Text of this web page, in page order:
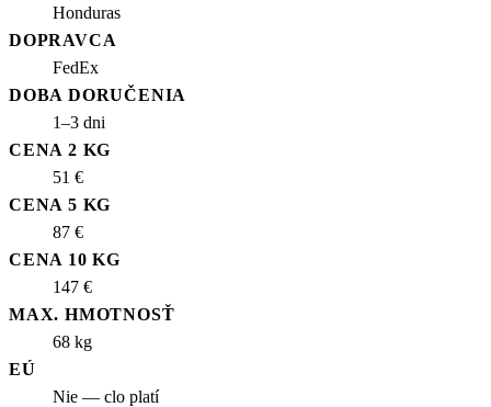
Honduras
DOPRAVCA
FedEx
DOBA DORUČENIA
1–3 dni
CENA 2 KG
51 €
CENA 5 KG
87 €
CENA 10 KG
147 €
MAX. HMOTNOSŤ
68 kg
EÚ
Nie — clo platí